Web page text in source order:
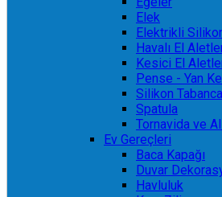
Elek
Elektrikli
Havalı El
Kesici El
Pense - Yan
Silikon
Spatula
Tornavida ve
Ev Gereçleri
Baca Kapağı
Duvar
Havluluk